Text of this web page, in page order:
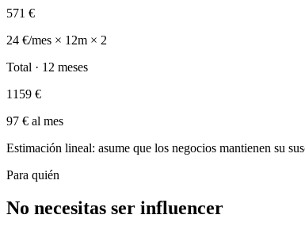
571 €
24 €/mes × 12m × 2
Total · 12 meses
1159 €
97 € al mes
Estimación lineal: asume que los negocios mantienen su
Para quién
No necesitas ser influencer